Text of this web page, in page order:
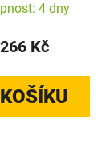
4 dny
Kč